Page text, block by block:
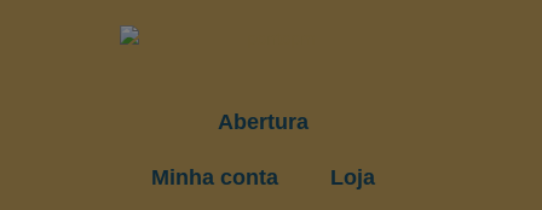
Abertura
Minha conta Loja